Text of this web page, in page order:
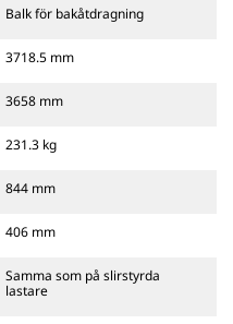
Balk för bakåtdragning
3718.5 mm
3658 mm
231.3 kg
844 mm
406 mm
Samma som på slirstyrda
lastare